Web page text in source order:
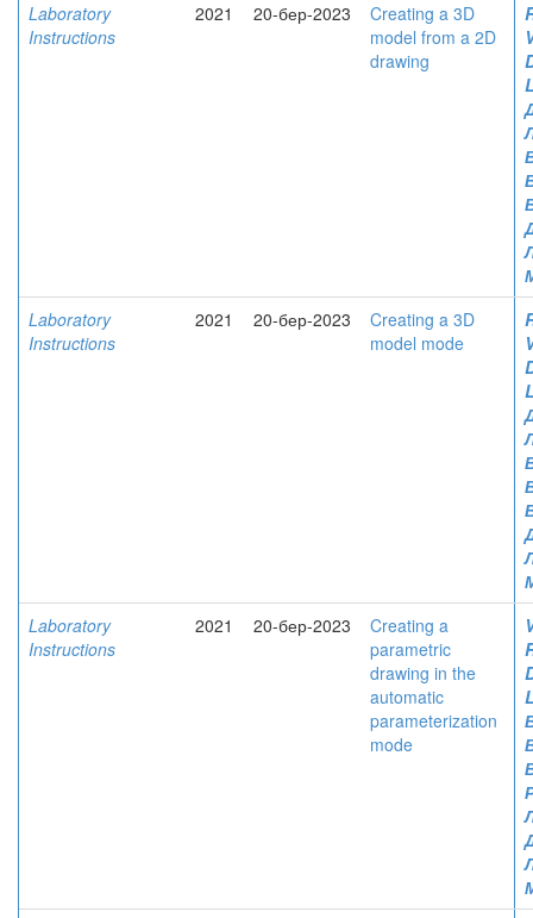
Laboratory
Instructions
2021 20-бер-2023
Creating a 3D
model from a 2D
drawing
Laboratory
Instructions
2021 20-бер-2023
Creating a 3D
model mode
Laboratory
Instructions
2021 20-бер-2023
Creating a
parametric
drawing in the
automatic
parameterization
mode